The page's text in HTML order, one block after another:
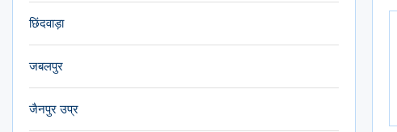
छिंदवाड़ा
जबलपुर
जैनपुर उप्र